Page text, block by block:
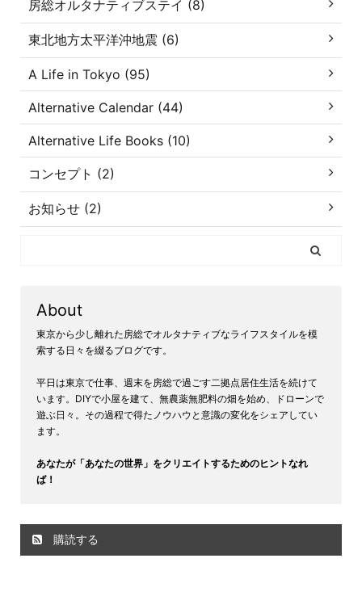
房総オルタナティブステイ (8)
東北地方太平洋沖地震 (6)
A Life in Tokyo (95)
Alternative Calendar (44)
Alternative Life Books (10)
コンセプト (2)
お知らせ (2)
About
東京から少し離れた房総でオルタナティブなライフスタイルを模
索する日々を綴るブログです。
平日は東京で仕事、週末を房総で過ごす二拠点居住生活を続けて
います。DIYで小屋を建て、無農薬無肥料の畑を始め、ドローンで
遊ぶ日々。その過程で得たノウハウと意識の変化をシェアしてい
ます。
あなたが「あなたの世界」をクリエイトするためのヒントなれ
ば！
購読する